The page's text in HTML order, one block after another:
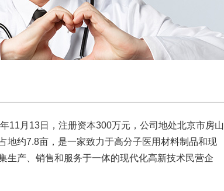
11月13日，注册资本300万元，公司地处北京市房山
地约7.8亩，是一家致力于高分子医用材料制品和现
生产、销售和服务于一体的现代化高新技术民营企